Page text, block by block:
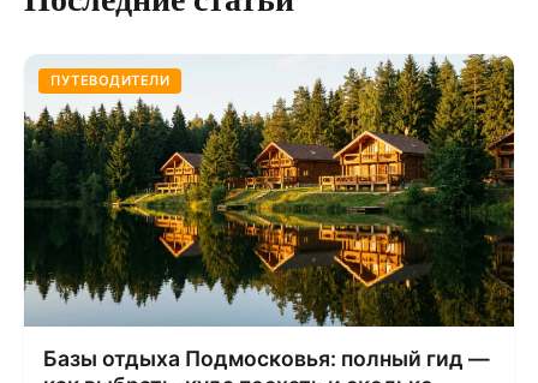
ПУТЕВОДИТЕЛИ
Базы отдыха Подмосковья: полный гид —